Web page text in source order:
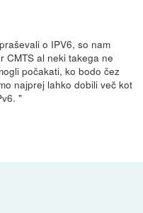
o IPV6, so nam
CMTS al neki takega ne
počakati, ko bodo čez
najprej lahko dobili več kot
"